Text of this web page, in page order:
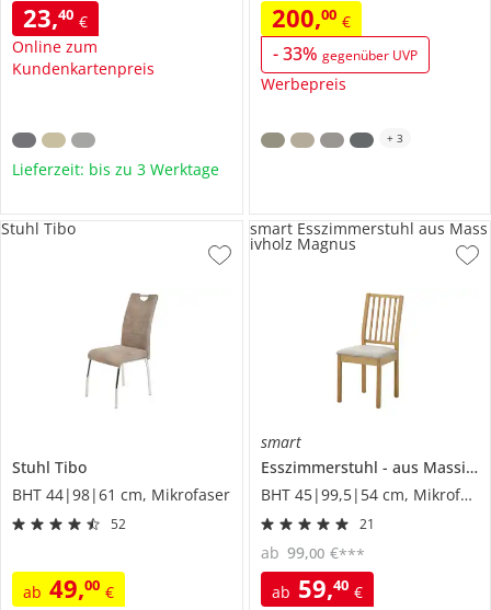
23,40 €
Online zum
Kundenkartenpreis
Lieferzeit: bis zu 3 Werktage
200,00 €
-33% gegenüber UVP
Werbepreis
+ 3
Stuhl Tibo
BHT 44|98|61 cm, Mikrofaser
52
ab 49,00 €
Stuhl Tibo
smart
Esszimmerstuhl
aus Massivholz
BHT 45|99,5|54 cm, Mikrofaser
21
ab 59,40 €
ab 99,00 €***
smart Esszimmerstuhl aus Mass
ivholz Magnus